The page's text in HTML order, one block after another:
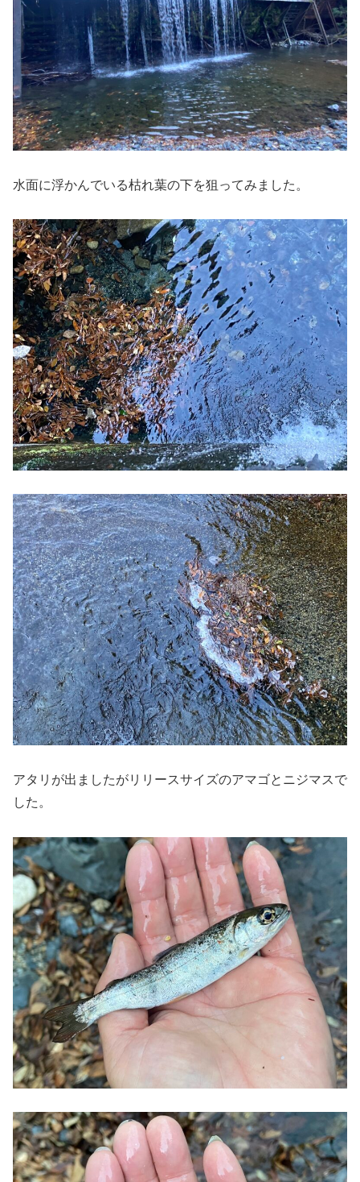
水面に浮かんでいる枯れ葉の下を狙ってみました。
アタリが出ましたがリリースサイズのアマゴとニジマスで
した。